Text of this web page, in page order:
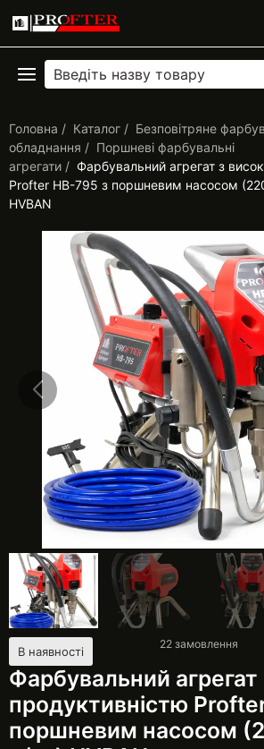
Головна Каталог
Безповітряне
обладнання
Поршневі фарбувальні
агрегати
Фарбувальний агрегат з
Profter HB-795 з поршневим насосом
HVBAN
В наявності
Фарбувальний
продуктивністю
поршневим насосом
22 замовлення